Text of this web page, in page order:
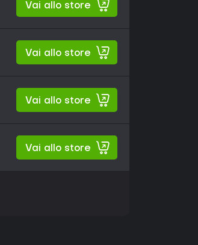
Vai allo store
Vai allo store
Vai allo store
Vai allo store